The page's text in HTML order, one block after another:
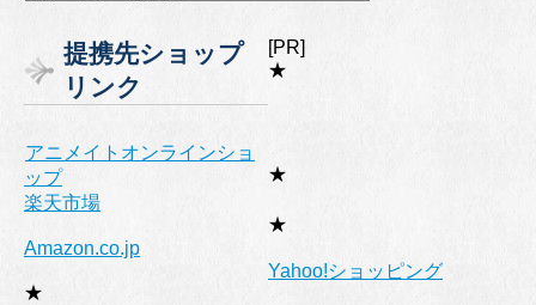
リ
ー
提携先ショップ
リンク
[PR]
★
アニメイトオンラインショ
ップ
★
楽天市場
★
Amazon.co.jp
★
Yahoo!ショッピング